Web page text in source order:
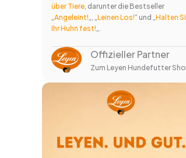
über Tiere , darunter die Bestseller
Angeleint! Leinen Los!“ und „ Halten
Ihr Huhn fest!
Offizieller Partner
Zum Leyen Hundefutter